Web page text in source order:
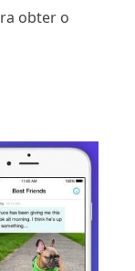
obter o